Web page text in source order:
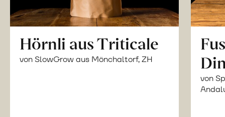
Hörnli aus Triticale
von SlowGrow aus Mönchaltorf, ZH
von